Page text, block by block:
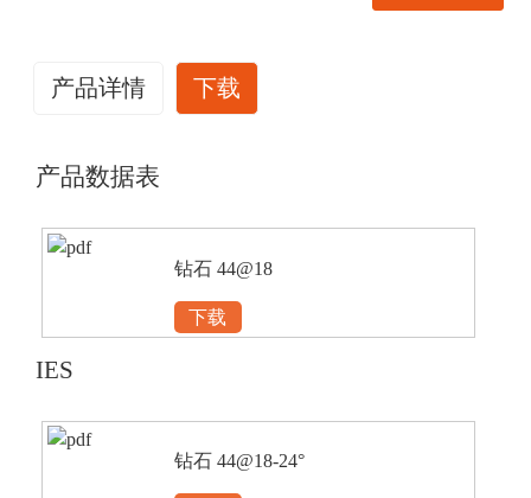
产品详情 下载
产品数据表
钻石 44@18
下载
IES
钻石 44@18-24°